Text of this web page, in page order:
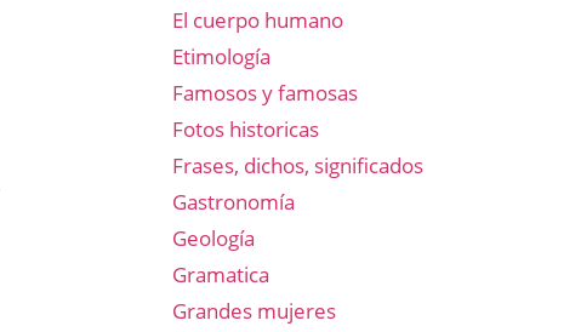
El cuerpo humano
Etimología
Famosos y famosas
Fotos historicas
Frases, dichos, significados
Gastronomía
Geología
Gramatica
Grandes mujeres